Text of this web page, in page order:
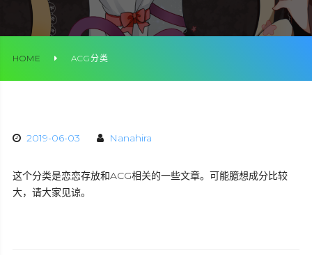
HOME ACG分类
2019-06-03 Nanahira
这个分类是恋恋存放和ACG相关的一些文章。可能臆想成分比较
大，请大家见谅。